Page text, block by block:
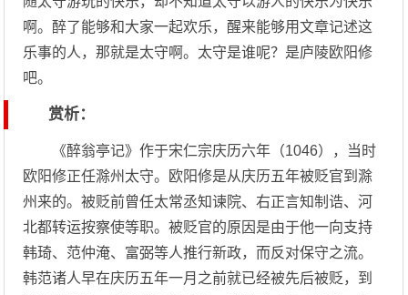
啊。醉了能够和大家一起欢乐，醒来能够用文章记述这
乐事的人，那就是太守啊。太守是谁呢？是庐陵欧阳修
吧。
赏析：
《醉翁亭记》作于宋仁宗庆历六年（1046），当时
欧阳修正任滁州太守。欧阳修是从庆历五年被贬官到滁
州来的。被贬前曾任太常丞知谏院、右正言知制诰、河
北都转运按察使等职。被贬官的原因是由于他一向支持
韩琦、范仲淹、富弼等人推行新政，而反对保守之流。
韩范诸人早在庆历五年一月之前就已经被先后被贬，到